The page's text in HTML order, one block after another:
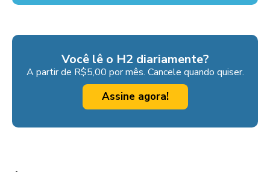
Você lê o H2 diariamente?
A partir de R$5,00 por mês. Cancele quando quiser.
Assine agora!